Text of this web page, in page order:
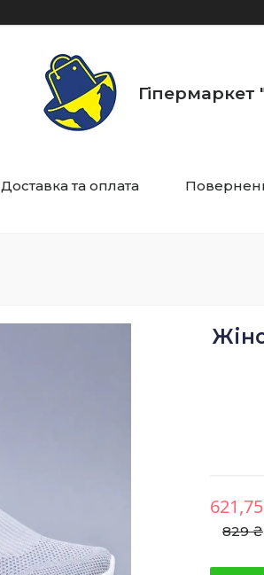
Доставка та оплата
829 ₴